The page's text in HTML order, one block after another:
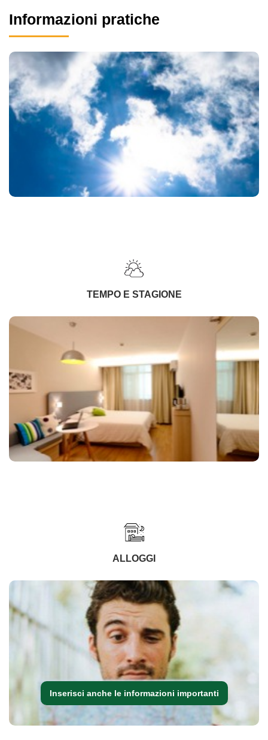
Informazioni pratiche
TEMPO E STAGIONE
ALLOGGI
Inserisci anche le informazioni importanti